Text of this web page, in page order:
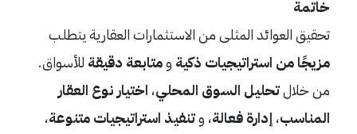
خاتمة
تحقيق العوائد المثلى من الاستثمارات العقارية يتطلب
مزيجًا من استراتيجيات ذكية ومتابعة دقيقة للأسواق.
من خلالتحليل السوق المحلي، اختيار نوع العقار
المناسب،إدارة فعالة، وتنفيذ استراتيجيات متنوعة،